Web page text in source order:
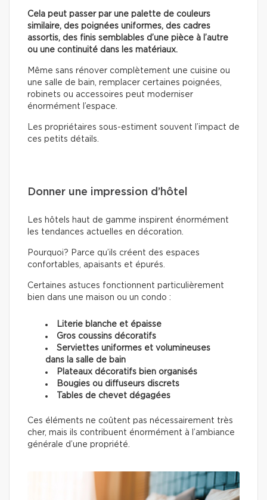
Cela peut passer par une palette de couleurs
similaire, des poignées uniformes, des cadres
assortis, des finis semblables d’une pièce à l’autre
ou une continuité dans les matériaux.
Même sans rénover complètement une cuisine ou
une salle de bain, remplacer certaines poignées,
robinets ou accessoires peut moderniser
énormément l’espace.
Les propriétaires sous-estiment souvent l’impact de
ces petits détails.
Donner une impression d’hôtel
Les hôtels haut de gamme inspirent énormément
les tendances actuelles en décoration.
Pourquoi? Parce qu’ils créent des espaces
confortables, apaisants et épurés.
Certaines astuces fonctionnent particulièrement
bien dans une maison ou un condo :
Literie blanche et épaisse
Gros coussins décoratifs
Serviettes uniformes et volumineuses
dans la salle de bain
Plateaux décoratifs bien organisés
Bougies ou diffuseurs discrets
Tables de chevet dégagées
Ces éléments ne coûtent pas nécessairement très
cher, mais ils contribuent énormément à l’ambiance
générale d’une propriété.